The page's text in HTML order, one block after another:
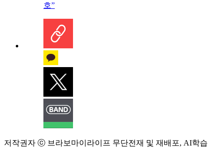
호”
저작권자 ⓒ 브라보마이라이프 무단전재 및 재배포, AI학습